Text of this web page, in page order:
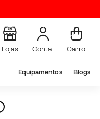
Lojas Conta Carro
Equipamentos Blogs